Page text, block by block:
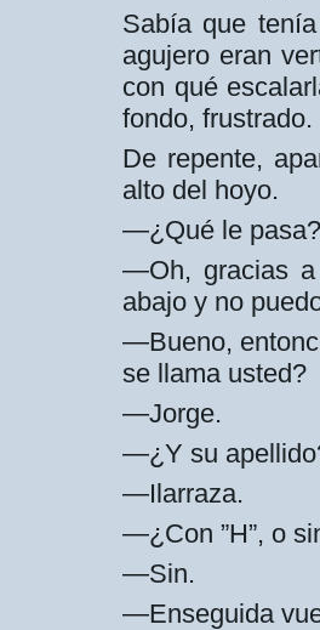
Sabía que
agujero eran
con qué
fondo,
De repente,
alto del hoyo.
—¿Qué le
—Oh, gracias
abajo y no
—Bueno,
se llama usted?
—Jorge.
—¿Y su
—Ilarraza.
—¿Con ”H”, o
—Sin.
—Enseguida